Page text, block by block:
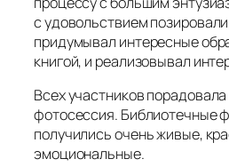
с удовольствием
придумывал интересные
книгой, и реализовывал
Всех участников
фотосессия. Библиотечные
получились очень живые,
эмоциональные.